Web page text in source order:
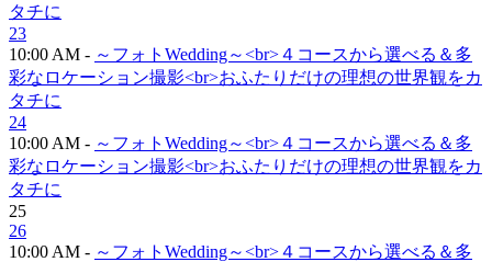
タチに
23
10:00 AM - ～フォトWedding～<br>４コースから選べる＆多
彩なロケーション撮影<br>おふたりだけの理想の世界観をカ
タチに
24
10:00 AM - ～フォトWedding～<br>４コースから選べる＆多
彩なロケーション撮影<br>おふたりだけの理想の世界観をカ
タチに
25
26
10:00 AM - ～フォトWedding～<br>４コースから選べる＆多